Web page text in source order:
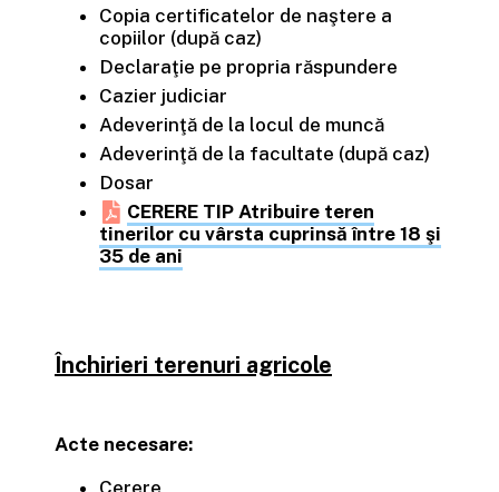
Copia certificatelor de naştere a
copiilor (după caz)
Declaraţie pe propria răspundere
Cazier judiciar
Adeverinţă de la locul de muncă
Adeverinţă de la facultate (după caz)
Dosar
CERERE TIP Atribuire teren
tinerilor cu vârsta cuprinsă între 18 şi
35 de ani
Închirieri terenuri agricole
Acte necesare:
Cerere